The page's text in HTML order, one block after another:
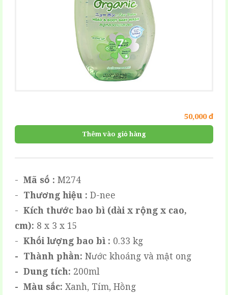
50,000 đ
Thêm vào giỏ hàng
- Mã số : M274
- Thương hiệu : D-nee
- Kích thước bao bì (dài x rộng x cao,
cm): 8 x 3 x 15
- Khối lượng bao bì : 0.33 kg
- Thành phần: Nước khoáng và mật ong
- Dung tích: 200ml
- Màu sắc: Xanh, Tím, Hồng